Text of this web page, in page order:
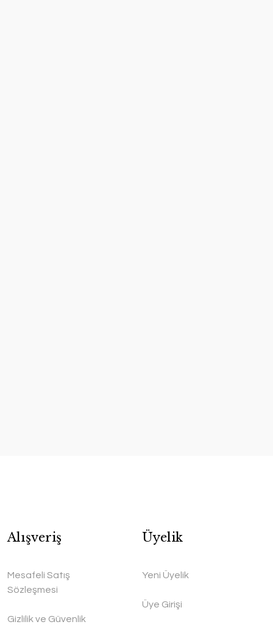
Alışveriş
Mesafeli Satış
Sözleşmesi
Gizlilik ve Güvenlik
Üyelik
Yeni Üyelik
Üye Girişi